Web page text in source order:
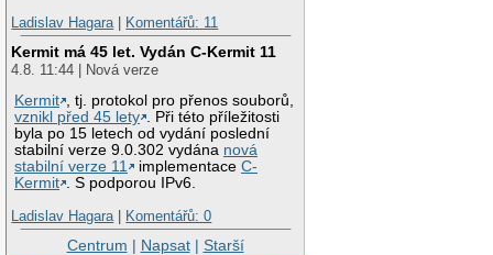
Ladislav Hagara| Komentářů: 11
Kermit má 45 let. Vydán C-Kermit 11
4.8. 11:44 | Nová verze
Kermit , tj. protokol pro přenos souborů,
vznikl před 45 lety . Při této příležitosti
byla po 15 letech od vydání poslední
stabilní verze 9.0.302 vydána nová
stabilní verze 11
implementaceC-
Kermit . S podporou IPv6.
Ladislav Hagara| Komentářů: 0
Centrum | Napsat| Starší